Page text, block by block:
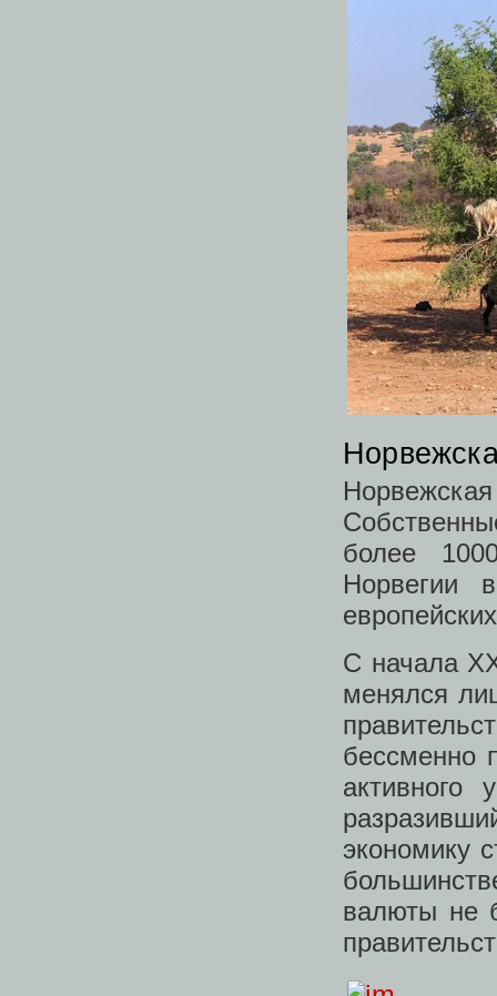
более
Норвегии
С начала
менялся
бессменно
активного
экономику
валюты не